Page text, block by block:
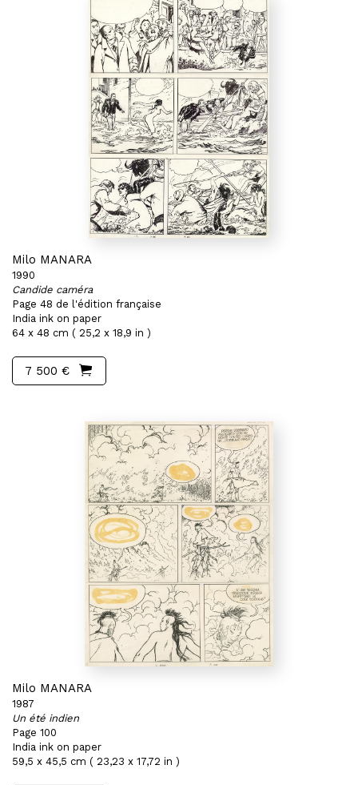
Milo MANARA
1990
Candide caméra
Page 48 de l'édition française
India ink on paper
64 x 48 cm ( 25,2 x 18,9 in )
7 500 €
Milo MANARA
1987
Un été indien
Page 100
India ink on paper
59,5 x 45,5 cm ( 23,23 x 17,72 in )